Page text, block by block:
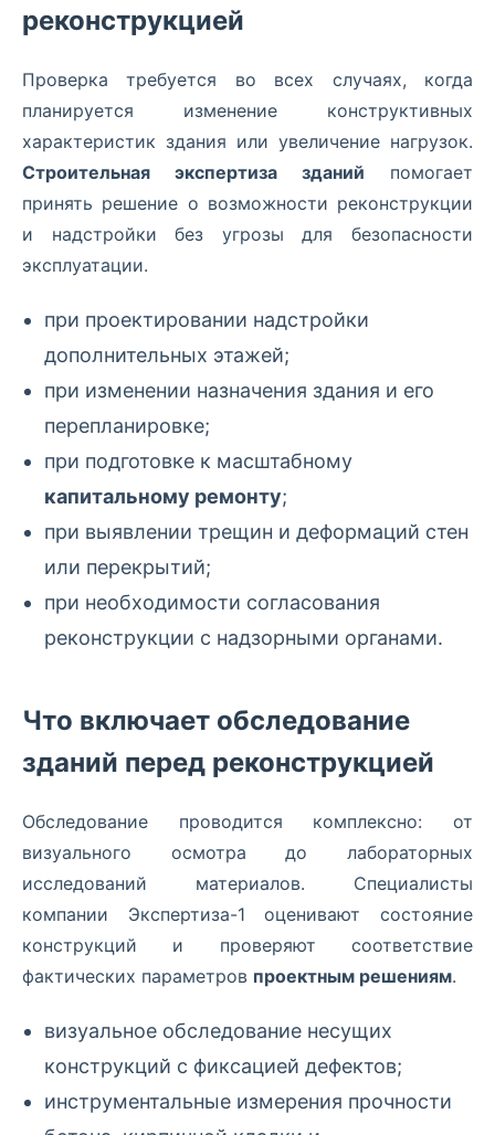
реконструкцией
Проверка требуется во всех случаях, когда
планируется изменение конструктивных
характеристик здания или увеличение нагрузок.
Строительная экспертиза зданий помогает
принять решение о возможности реконструкции
и надстройки без угрозы для безопасности
эксплуатации.
при проектировании надстройки
дополнительных этажей;
при изменении назначения здания и его
перепланировке;
при подготовке к масштабному
капитальному ремонту;
при выявлении трещин и деформаций стен
или перекрытий;
при необходимости согласования
реконструкции с надзорными органами.
Что включает обследование
зданий перед реконструкцией
Обследование проводится комплексно: от
визуального осмотра до лабораторных
исследований материалов. Специалисты
компании Экспертиза-1 оценивают состояние
конструкций и проверяют соответствие
фактических параметров проектным решениям.
визуальное обследование несущих
конструкций с фиксацией дефектов;
инструментальные измерения прочности